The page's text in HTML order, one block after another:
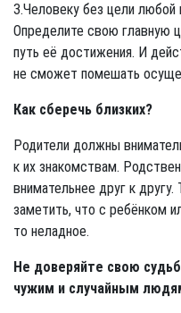
3.Человеку без цели
Определите свою глав­ную
путь её достижения. И
не сможет помешать
Как сберечь близких?
Родители должны
к их знакомс­твам.
внимательнее друг к
заметить, что с ребёнком
то неладное.
Не доверяйте свою
чужим и случайным